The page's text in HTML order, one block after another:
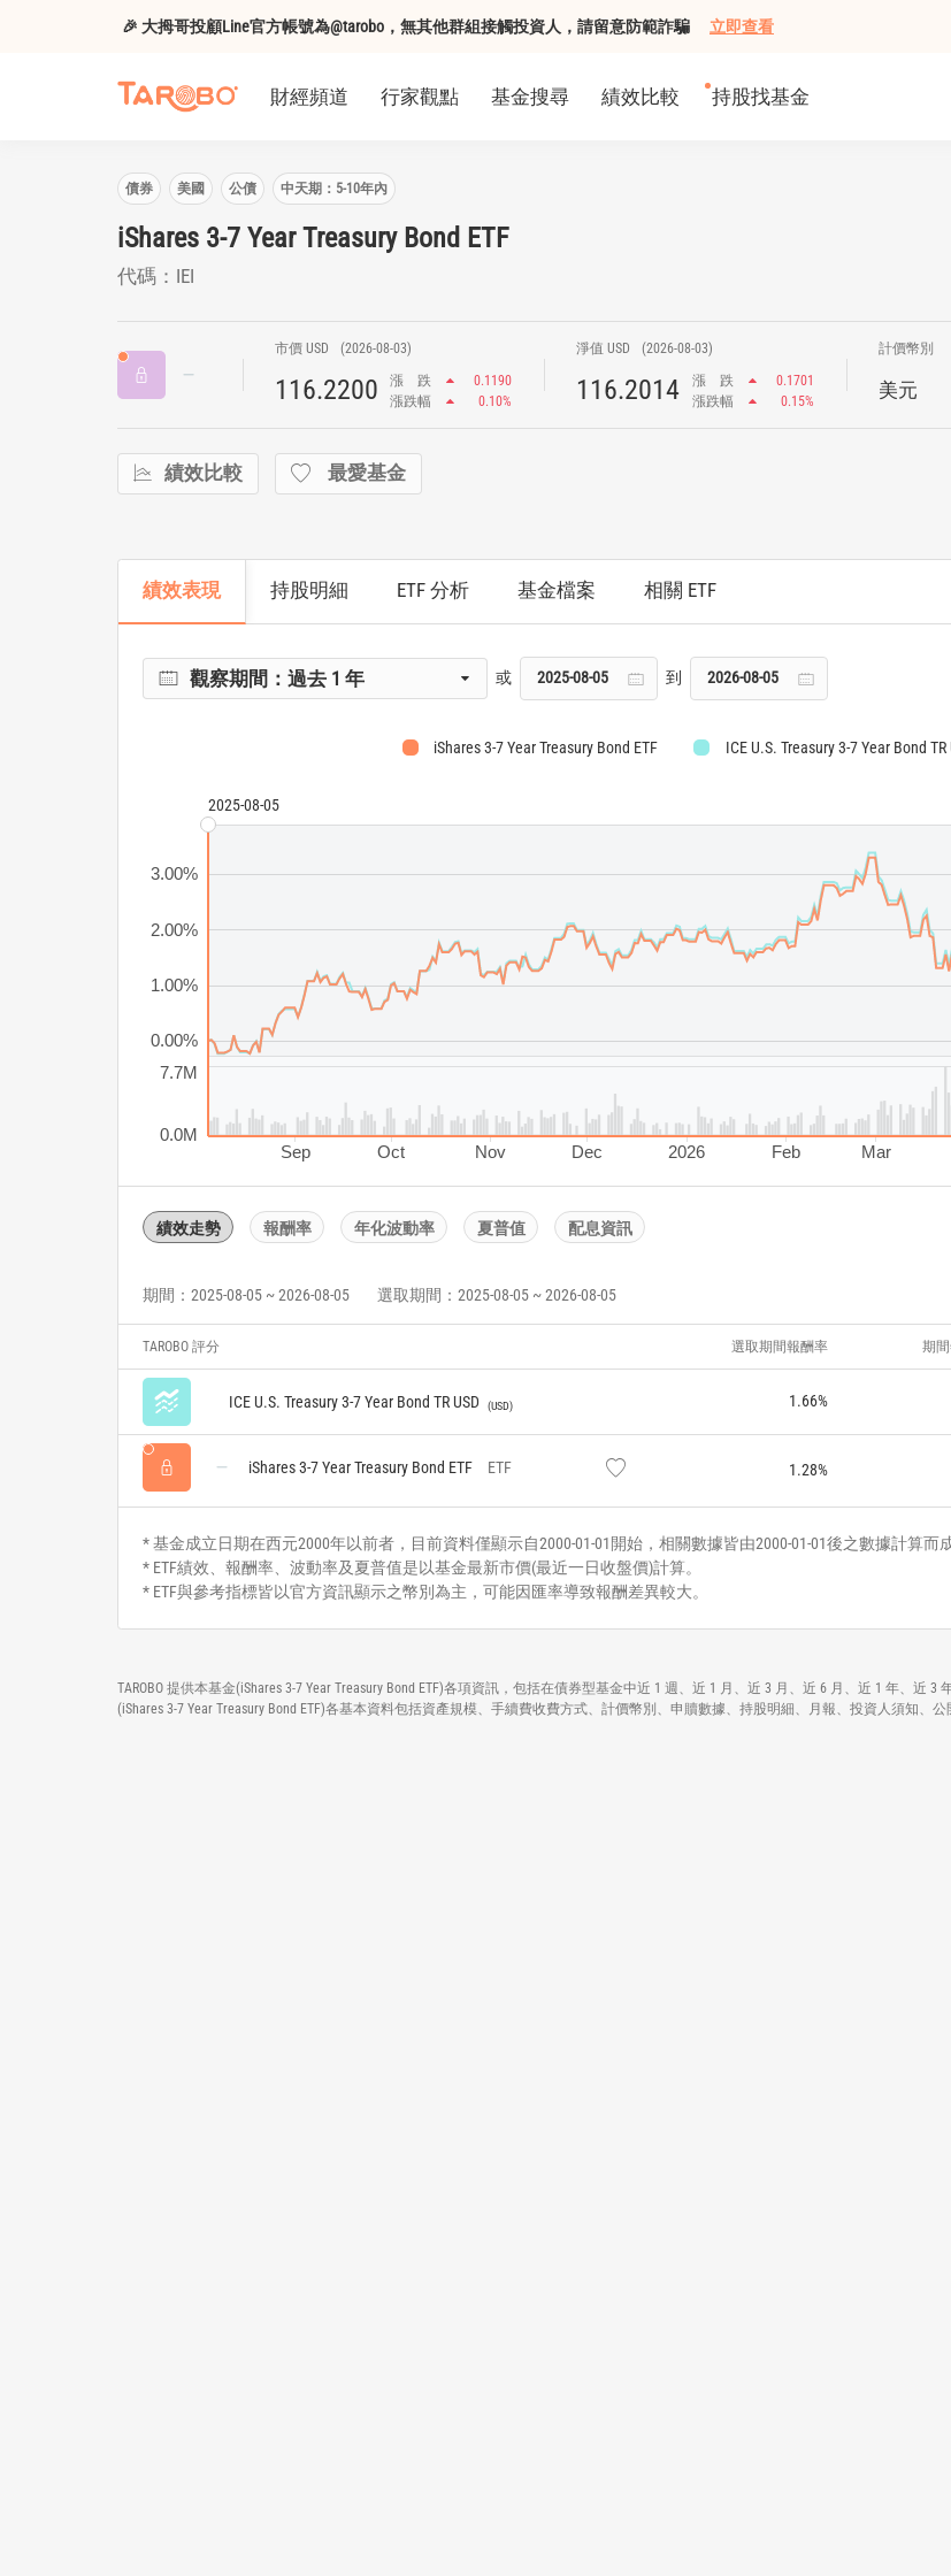
🎉 大拇哥投顧Line官方帳號為@tarobo，無其他群組接觸投資人，請留意防範詐騙 立即查看
財經頻道 行家觀點 基金搜尋 績效比較 持股找基金
債券 美國 公債 中天期：5-10年內
iShares 3-7 Year Treasury Bond ETF
代碼：IEI
市價 USD (2026-08-03)
116.2200 漲 跌
0.1190
漲跌幅
0.10%
淨值 USD (2026-08-03)
116.2014 漲 跌
0.1701
漲跌幅
0.15%
計價幣別
美元
績效比較 最愛基金
績效表現 持股明細 ETF 分析 基金檔案 相關 ETF
觀察期間：過去 1 年 或 到
iShares 3-7 Year Treasury Bond ETF ICE U.S. Treasury 3-7 Year Bond TR
2025-08-05
Sep Oct Nov Dec 2026 Feb Mar
0.0M
7.7M
0.00%
1.00%
2.00%
3.00%
績效走勢 報酬率 年化波動率 夏普值 配息資訊
期間：2025-08-05 ~ 2026-08-05 選取期間：2025-08-05 ~ 2026-08-05
TAROBO 評分 選取期間報酬率 期
ICE U.S. Treasury 3-7 Year Bond TR USD USD 1.66%
iShares 3-7 Year Treasury Bond ETF ETF 1.28%
* 基金成立日期在西元2000年以前者，目前資料僅顯示自2000-01-01開始，相關數據皆由2000-01-01後之數據計算而成
* ETF績效、報酬率、波動率及夏普值是以基金最新市價(最近一日收盤價)計算。
* ETF與參考指標皆以官方資訊顯示之幣別為主，可能因匯率導致報酬差異較大。
TAROBO 提供本基金(iShares 3-7 Year Treasury Bond ETF)各項資訊，包括在債券型基金中近 1 週、近 1 月、近 3 月、近 6 月、近 1 年、
(iShares 3-7 Year Treasury Bond ETF)各基本資料包括資產規模、手續費收費方式、計價幣別、申贖數據、持股明細、月報、投資人須知、公